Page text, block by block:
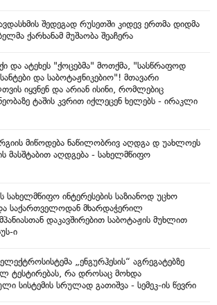
შედეგად რუსეთში კიდევ ერთმა დიდმა
ქარხანამ მუშაობა შეაჩერა
და ატეხეს "ქოცებმა" მოთქმა, "სასწრაფოდ
და საბოტაჟნიკებიო"! მთავარი
იყვნენ და არიან ისინი, რომლებიც
ტაშის კვრით იქლეცენ ხელებს - ირაკლი
მიწოდება ნაწილობრივ აღდგა დ უახლოეს
მასშტაბით აღდგება - სახელმწიფო
ინტერესების საზიანოდ უცხო
საქართველოდან მხარდაჭერილ
დაკავშირებით საბოტაჟის მუხლით
ი
„ენგურჰესის“ აგრეგატებზე
ტესტირებას, რა დროსაც მოხდა
სისტემის სრულად გათიშვა - სემეკ-ის წევრი